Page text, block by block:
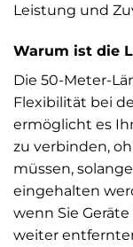
Leistung und
Warum ist die
Die 50-Meter-
Flexibilität bei
ermöglicht es
zu verbinden,
müssen,
eingehalten
wenn Sie
weiter